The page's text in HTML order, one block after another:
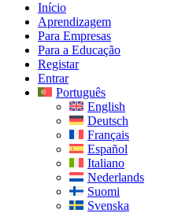
Início
Aprendizagem
Para Empresas
Para a Educação
Registar
Entrar
Português
English
Deutsch
Français
Español
Italiano
Nederlands
Suomi
Svenska